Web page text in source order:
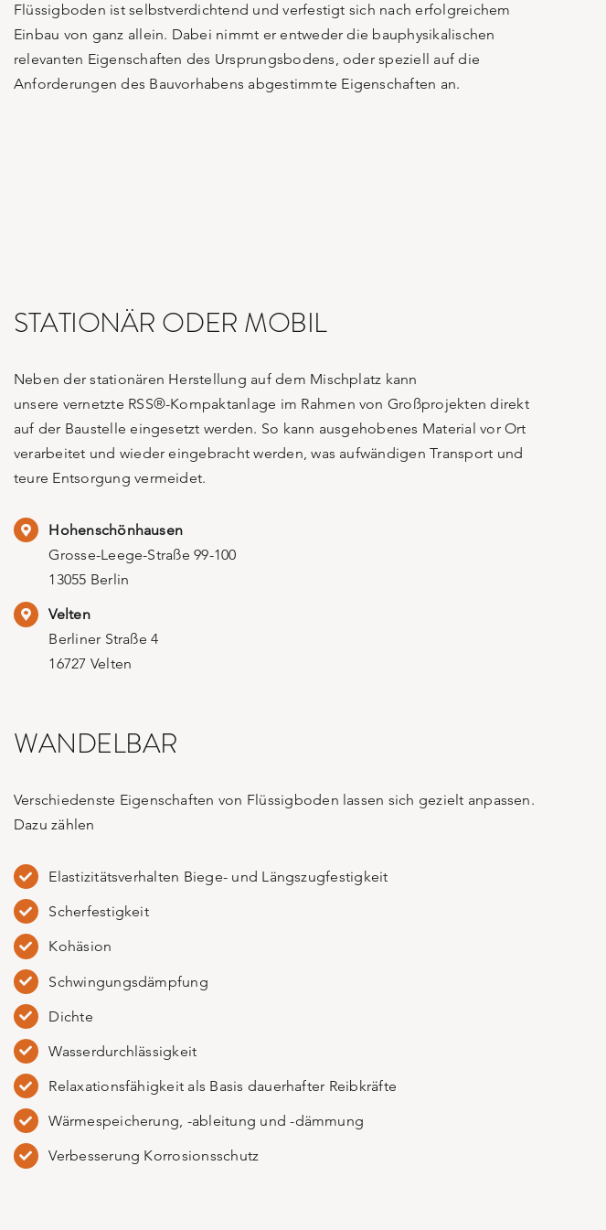
Flüssigboden ist selbstverdichtend und verfestigt sich nach erfolgreichem
Einbau von ganz allein. Dabei nimmt er entweder die bauphysikalischen
relevanten Eigenschaften des Ursprungsbodens, oder speziell auf die
Anforderungen des Bauvorhabens abgestimmte Eigenschaften an.
STATIONÄR ODER MOBIL
Neben der stationären Herstellung auf dem Mischplatz kann
unsere vernetzte RSS®-Kompaktanlage im Rahmen von Großprojekten direkt
auf der Baustelle eingesetzt werden. So kann ausgehobenes Material vor Ort
verarbeitet und wieder eingebracht werden, was aufwändigen Transport und
teure Entsorgung vermeidet.
Hohenschönhausen
Grosse-Leege-Straße 99-100
13055 Berlin
Velten
Berliner Straße 4
16727 Velten
WANDELBAR
Verschiedenste Eigenschaften von Flüssigboden lassen sich gezielt anpassen.
Dazu zählen
Elastizitätsverhalten Biege- und Längszugfestigkeit
Scherfestigkeit
Kohäsion
Schwingungsdämpfung
Dichte
Wasserdurchlässigkeit
Relaxationsfähigkeit als Basis dauerhafter Reibkräfte
Wärmespeicherung, -ableitung und -dämmung
Verbesserung Korrosionsschutz